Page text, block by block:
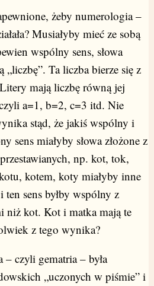
żeby numerologia –
Musiałyby mieć ze sobą
wspólny sens, słowa
„liczbę”. Ta liczba bierze się z
mają liczbę równą jej
a=1, b=2, c=3 itd. Nie
stąd, że jakiś wspólny i
sens miałyby słowa złożone z
np. kot, tok,
kotem, koty miałyby inne
sens byłby wspólny z
niż kot. Kot i matka mają te
z tego wynika?
czyli gematria – była
„uczonych w piśmie” i